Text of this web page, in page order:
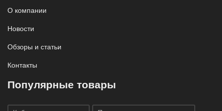
О компании
Новости
Обзоры и статьи
Контакты
Популярные товары